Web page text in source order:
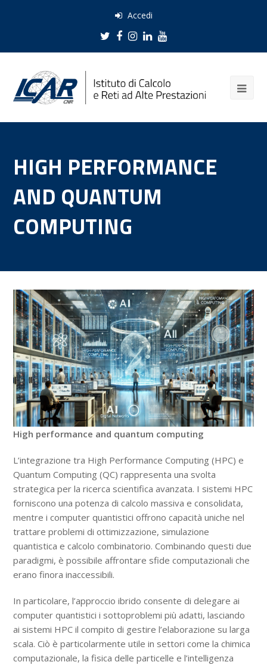
Accedi
Twitter
Facebook
Instagram
LinkedIn
Youtube
HIGH PERFORMANCE
AND QUANTUM
COMPUTING
High performance and quantum computing
L’integrazione tra High Performance Computing (HPC) e
Quantum Computing (QC) rappresenta una svolta
strategica per la ricerca scientifica avanzata. I sistemi HPC
forniscono una potenza di calcolo massiva e consolidata,
mentre i computer quantistici offrono capacità uniche nel
trattare problemi di ottimizzazione, simulazione
quantistica e calcolo combinatorio. Combinando questi due
paradigmi, è possibile affrontare sfide computazionali che
erano finora inaccessibili.
In particolare, l’approccio ibrido consente di delegare ai
computer quantistici i sottoproblemi più adatti, lasciando
ai sistemi HPC il compito di gestire l’elaborazione su larga
scala. Ciò è particolarmente utile in settori come la chimica
computazionale, la fisica delle particelle e l’intelligenza